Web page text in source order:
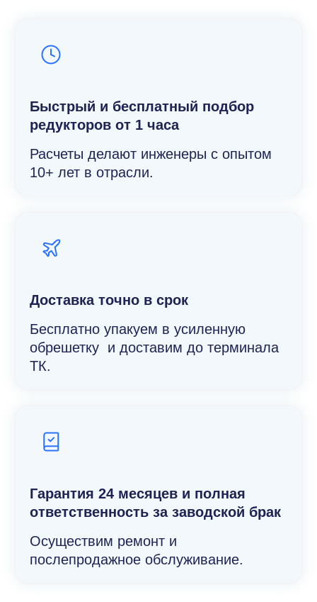
Быстрый и беcплатный подбор
редукторов от 1 часа
Расчеты делают инженеры с опытом
10+ лет в отрасли.
Доставка точно в срок
Бесплатно упакуем в усиленную
обрешетку и доставим до терминала
ТК.
Гарантия 24 месяцев и полная
ответственность за заводской брак
Осуществим ремонт и
послепродажное обслуживание.